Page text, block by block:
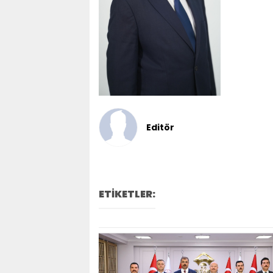
Editör
ETİKETLER: